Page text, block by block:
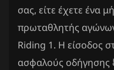
σας, είτε έχετε ένα
πρωταθλητής
Riding 1. Η είσοδος
ασφαλούς οδήγησης